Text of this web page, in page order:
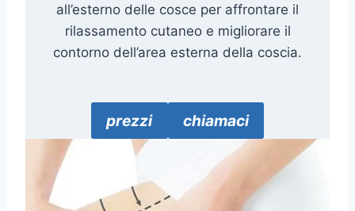
all’esterno delle cosce per affrontare il
rilassamento cutaneo e migliorare il
contorno dell’area esterna della coscia.
prezzi chiamaci